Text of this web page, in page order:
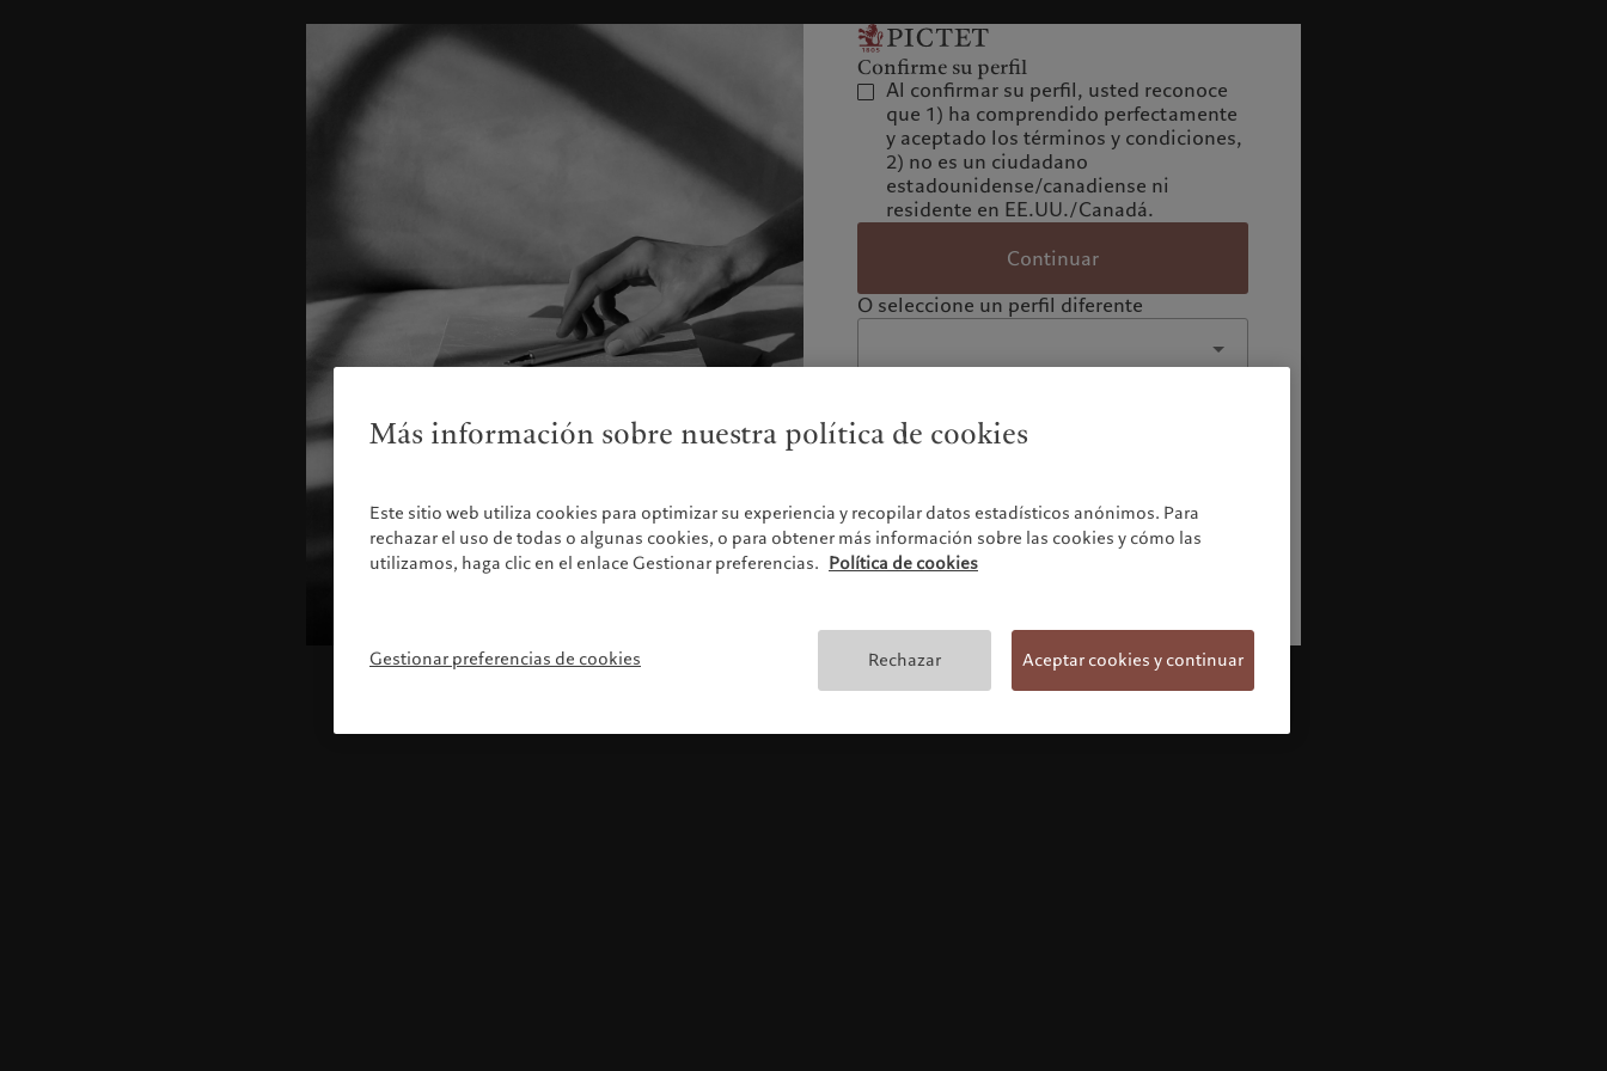
Confirme su perfil
Al confirmar su perfil, usted reconoce
que 1) ha comprendido perfectamente
y aceptado los términos y condiciones,
2) no es un ciudadano
estadounidense/canadiense ni
residente en EE.UU./Canadá.
Continuar
O seleccione un perfil diferente
Términos y condiciones
Más información sobre nuestra política de cookies
Este sitio web utiliza cookies para optimizar su experiencia y recopilar datos estadísticos anónimos. Para
rechazar el uso de todas o algunas cookies, o para obtener más información sobre las cookies y cómo las
utilizamos, haga clic en el enlace Gestionar preferencias. Política de cookies
Gestionar preferencias de cookies Rechazar Aceptar cookies y continuar